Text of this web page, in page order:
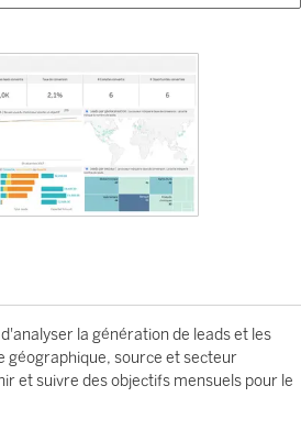
la génération de leads et les
géographique, source et secteur
et suivre des objectifs mensuels pour le